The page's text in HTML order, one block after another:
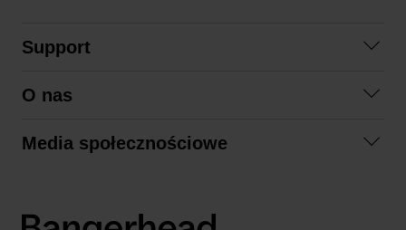
Support
Regulamin zakupów
O nas
Zrównoważony rozwój
Media społecznościowe